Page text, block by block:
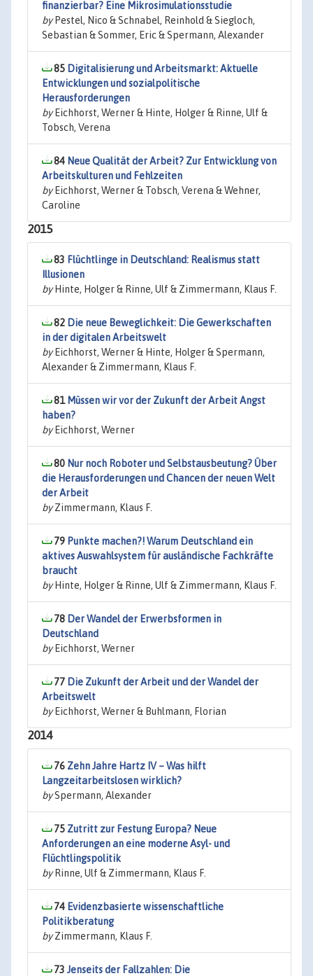
finanzierbar? Eine Mikrosimulationsstudie
byPestel, Nico & Schnabel, Reinhold & Siegloch,
Sebastian & Sommer, Eric & Spermann, Alexander
85 Digitalisierung und Arbeitsmarkt: Aktuelle
Entwicklungen und sozialpolitische
Herausforderungen
byEichhorst, Werner & Hinte, Holger & Rinne, Ulf &
Tobsch, Verena
84 Neue Qualität der Arbeit? Zur Entwicklung von
Arbeitskulturen und Fehlzeiten
byEichhorst, Werner & Tobsch, Verena & Wehner,
Caroline
2015
83 Flüchtlinge in Deutschland: Realismus statt
Illusionen
byHinte, Holger & Rinne, Ulf & Zimmermann, Klaus F.
82 Die neue Beweglichkeit: Die Gewerkschaften
in der digitalen Arbeitswelt
byEichhorst, Werner & Hinte, Holger & Spermann,
Alexander & Zimmermann, Klaus F.
81 Müssen wir vor der Zukunft der Arbeit Angst
haben?
byEichhorst, Werner
80 Nur noch Roboter und Selbstausbeutung? Über
die Herausforderungen und Chancen der neuen Welt
der Arbeit
byZimmermann, Klaus F.
79 Punkte machen?! Warum Deutschland ein
aktives Auswahlsystem für ausländische Fachkräfte
braucht
byHinte, Holger & Rinne, Ulf & Zimmermann, Klaus F.
78 Der Wandel der Erwerbsformen in
Deutschland
byEichhorst, Werner
77 Die Zukunft der Arbeit und der Wandel der
Arbeitswelt
byEichhorst, Werner & Buhlmann, Florian
2014
76 Zehn Jahre Hartz IV – Was hilft
Langzeitarbeitslosen wirklich?
bySpermann, Alexander
75 Zutritt zur Festung Europa? Neue
Anforderungen an eine moderne Asyl- und
Flüchtlingspolitik
byRinne, Ulf & Zimmermann, Klaus F.
74 Evidenzbasierte wissenschaftliche
Politikberatung
byZimmermann, Klaus F.
73 Jenseits der Fallzahlen: Die